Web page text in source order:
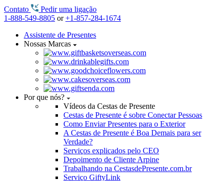
Contato
Pedir uma ligação
1-888-549-8805 or+1-857-284-1674
Assistente de Presentes
Nossas Marcas
Por que nós?
Vídeos da Cestas de Presente
Cestas de Presente é sobre Conectar Pessoas
Como Enviar Presentes para o Exterior
A Cestas de Presente é Boa Demais para ser
Verdade?
Serviços explicados pelo CEO
Depoimento de Cliente Arpine
Trabalhando na CestasdePresente.com.br
Serviço GiftyLink